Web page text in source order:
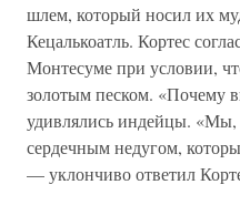
шлем, который носил их
Кецалькоатль. Кортес
Монтесуме при условии,
золотым песком. «Почему
удивлялись индейцы. «Мы,
сердечным недугом,
— уклончиво ответил